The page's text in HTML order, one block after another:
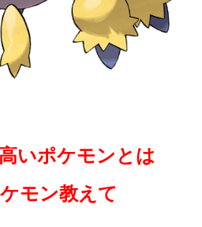
いポケモンとは
モン教えて